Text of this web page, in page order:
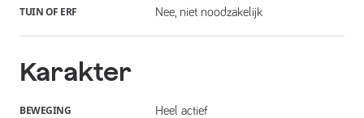
TUIN OF ERF Nee, niet noodzakelijk
Karakter
BEWEGING Heel actief